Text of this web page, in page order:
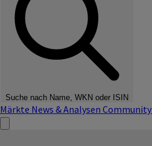
Suche nach Name, WKN oder ISIN
Märkte News & Analysen Community